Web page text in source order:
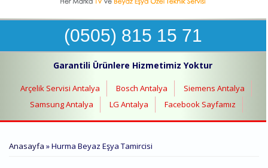
(0505) 815 15 71
Garantili Ürünlere Hizmetimiz Yoktur
Arçelik Servisi Antalya Bosch Antalya
Siemens Antalya
Samsung Antalya
LG Antalya Facebook Sayfamız
BURADASINIZ
Anasayfa » Hurma Beyaz Eşya Tamircisi